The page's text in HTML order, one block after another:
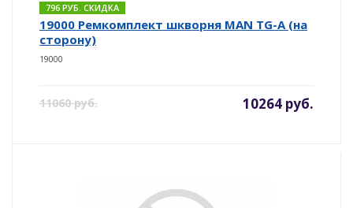
796 РУБ. СКИДКА
19000 Ремкомплект шкворня MAN TG-A (на
сторону)
19000
11060 руб. 10264 руб.